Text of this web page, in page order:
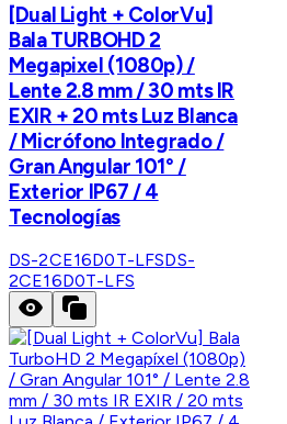
[Dual Light + ColorVu]
Bala TURBOHD 2
Megapixel (1080p) /
Lente 2.8 mm / 30 mts IR
EXIR + 20 mts Luz Blanca
/ Micrófono Integrado /
Gran Angular 101° /
Exterior IP67 / 4
Tecnologías
DS-2CE16D0T-LFSDS-
2CE16D0T-LFS